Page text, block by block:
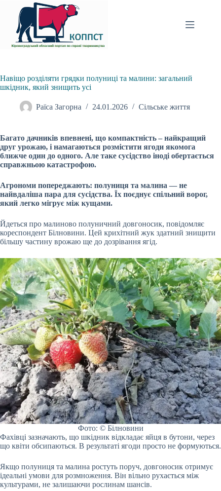
вмісту
Навіщо розділяти грядки полуниці та малини: загальний
шкідник, який знищить усі
Раїса Загорна 24.01.2026 Сільське життя
Багато дачників впевнені, що компактність – найкращий
друг урожаю, і намагаються розмістити ягоди якомога
ближче один до одного. Але таке сусідство іноді обертається
справжньою катастрофою.
Агрономи попереджають: полуниця та малина — не
найвдаліша пара для сусідства. Їх поєднує спільний ворог,
який легко мігрує між кущами.
Йдеться про малиново полуничний довгоносик, повідомляє
кореспондент Білновини. Цей крихітний жук здатний знищити
більшу частину врожаю ще до дозрівання ягід.
Фото: © Білновини
Фахівці зазначають, що шкідник відкладає яйця в бутони, через
що квіти обсипаються. В результаті ягоди просто не формуються.
Якщо полуниця та малина ростуть поруч, довгоносик отримує
ідеальні умови для розмноження. Він вільно рухається між
культурами, не залишаючи рослинам шансів.